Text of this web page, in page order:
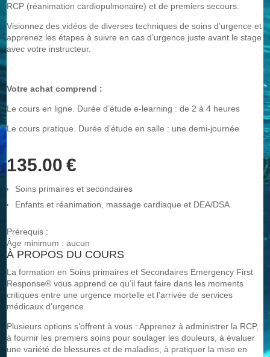
RCP (réanimation cardiopulmonaire) et de premiers secours.
Visionnez des vidéos de diverses techniques de soins d’urgence et
apprenez les étapes à suivre en cas d’urgence juste avant le stage
avec votre instructeur.
Votre achat comprend :
Le cours en ligne. Durée d’étude e-learning : de 2 à 4 heures
Le cours pratique. Durée d’étude en salle : une demi-journée
135.00 €
Soins primaires et secondaires
Enfants et réanimation, massage cardiaque et DEA/DSA
Prérequis :
Âge minimum : aucun
À PROPOS DU COURS
La formation en Soins primaires et Secondaires Emergency First
Response® vous apprend ce qu’il faut faire dans les moments
critiques entre une urgence mortelle et l’arrivée de services
médicaux d’urgence.
Plusieurs options s’offrent à vous : Apprenez à administrer la RCP,
à fournir les premiers soins pour soulager les douleurs, à évaluer
une variété de blessures et de maladies, à pratiquer la mise en